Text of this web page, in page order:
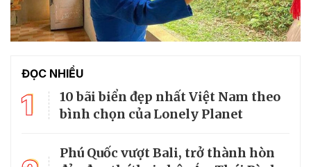
ĐỌC NHIỀU
1
10 bãi biển đẹp nhất Việt Nam theo
bình chọn của Lonely Planet
Phú Quốc vượt Bali, trở thành hòn